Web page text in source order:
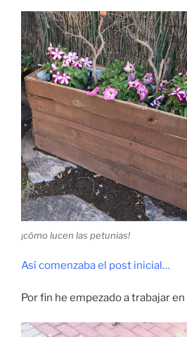
¡cómo lucen las petunias!
Así comenzaba el post inicial…
Por fin he empezado a trabajar